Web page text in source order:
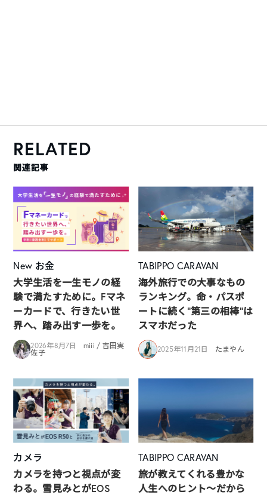
RELATED
関連記事
New お金
大学生活を一生モノの経
験で満たすために。Fマネ
ーカードで、行きたい世
界へ、踏み出す一歩を。
2026年8月7日
miii / 吉田実
佐子
TABIPPO CARAVAN
海外旅行での大事なもの
ランキング。命・パスポ
ートに続く“第三の相棒”は
スマホだった
2025年11月21日 たまやん
カメラ
カメラを持つと視点が変
わる。雪見みとがEOS
TABIPPO CARAVAN
旅が教えてくれる豊かな
人生へのヒント〜だから